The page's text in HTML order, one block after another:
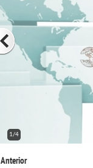
2/4
Anterior